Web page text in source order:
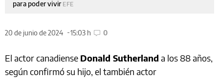
para poder vivir EFE
20 de junio de 2024 15:03 h 0
El actor canadiense Donald Sutherland a los 88 años,
según confirmó su hijo, el también actor